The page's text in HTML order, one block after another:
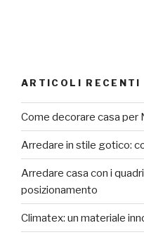
ARTICOLI RECENTI
Come decorare casa per
Arredare in stile gotico:
Arredare casa con i
posizionamento
Climatex: un materiale